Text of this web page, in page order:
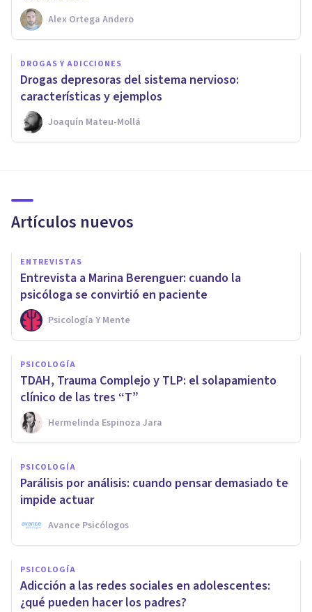
Alex Ortega Andero
DROGAS Y ADICCIONES
Drogas depresoras del sistema nervioso:
características y ejemplos
Joaquín Mateu-Mollá
Artículos nuevos
ENTREVISTAS
Entrevista a Marina Berenguer: cuando la
psicóloga se convirtió en paciente
Psicología Y Mente
PSICOLOGÍA
TDAH, Trauma Complejo y TLP: el solapamiento
clínico de las tres “T”
Hermelinda Espinoza Jara
PSICOLOGÍA
Parálisis por análisis: cuando pensar demasiado te
impide actuar
Avance Psicólogos
PSICOLOGÍA
Adicción a las redes sociales en adolescentes:
¿qué pueden hacer los padres?